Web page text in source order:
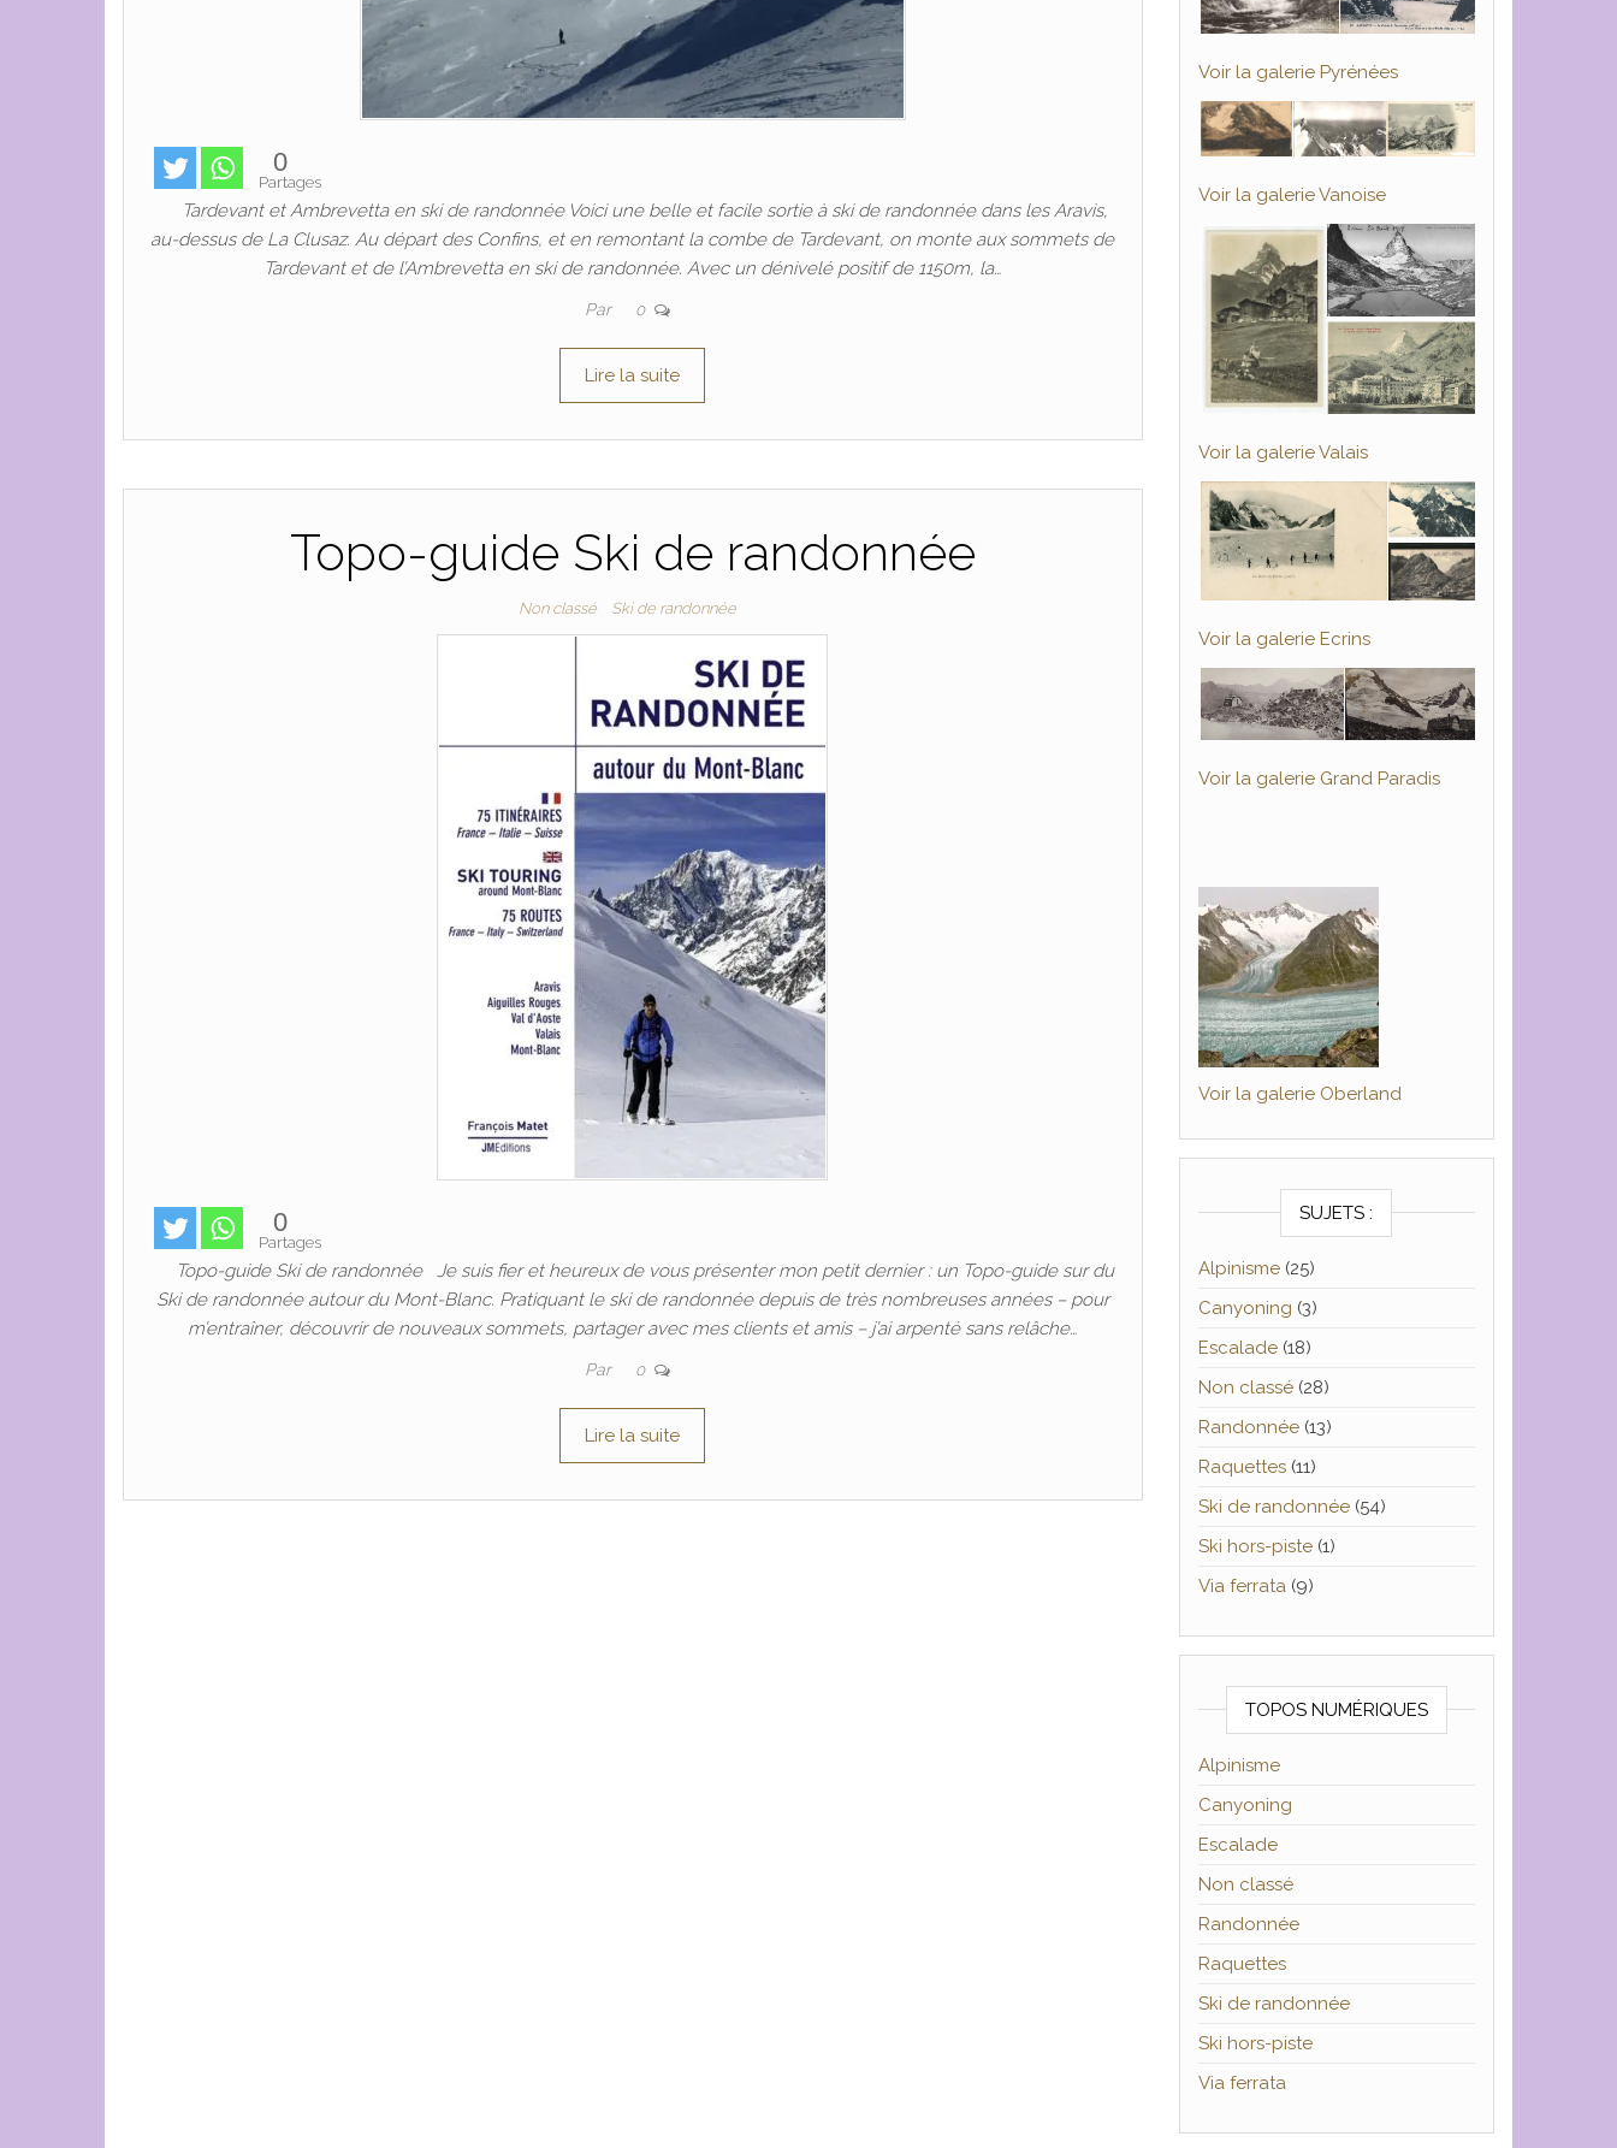
0
Partages
Tardevant et Ambrevetta en ski de randonnée Voici une belle et facile sortie à ski de randonnée dans les Aravis,
au-dessus de La Clusaz. Au départ des Confins, et en remontant la combe de Tardevant, on monte aux sommets de
Tardevant et de l’Ambrevetta en ski de randonnée. Avec un dénivelé positif de 1150m, la…
Par 0
Lire la suite
Topo-guide Ski de randonnée
Non classé Ski de randonnée
0
Partages
Topo-guide Ski de randonnée Je suis fier et heureux de vous présenter mon petit dernier : un Topo-guide sur du
Ski de randonnée autour du Mont-Blanc. Pratiquant le ski de randonnée depuis de très nombreuses années – pour
m’entraîner, découvrir de nouveaux sommets, partager avec mes clients et amis – j’ai arpenté sans relâche…
Par 0
Lire la suite
Voir la galerie Pyrénées
Voir la galerie Vanoise
Voir la galerie Valais
Voir la galerie Ecrins
Voir la galerie Grand Paradis
Voir la galerie Oberland
SUJETS :
Alpinisme(25)
Canyoning (3)
Escalade(18)
Non classé(28)
Randonnée(13)
Raquettes(11)
Ski de randonnée(54)
Ski hors-piste(1)
Via ferrata(9)
TOPOS NUMÉRIQUES
Alpinisme
Canyoning
Escalade
Non classé
Randonnée
Raquettes
Ski de randonnée
Ski hors-piste
Via ferrata